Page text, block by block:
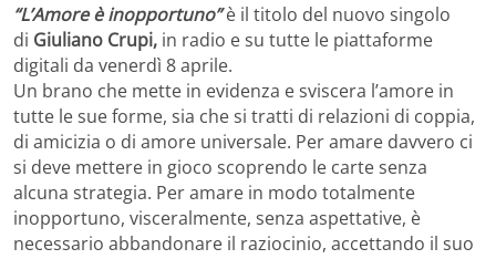
“L’Amore è inopportuno” è il titolo del nuovo singolo
di Giuliano Crupi, in radio e su tutte le piattaforme
digitali da venerdì 8 aprile.
Un brano che mette in evidenza e sviscera l’amore in
tutte le sue forme, sia che si tratti di relazioni di coppia,
di amicizia o di amore universale. Per amare davvero ci
si deve mettere in gioco scoprendo le carte senza
alcuna strategia. Per amare in modo totalmente
inopportuno, visceralmente, senza aspettative, è
necessario abbandonare il raziocinio, accettando il suo